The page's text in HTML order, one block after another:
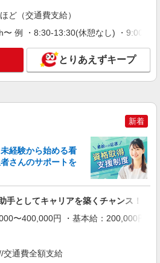
市 ★来社不要
詳細を見る
NEW
◆病院の補助STAFF◆患者さん支
員】月給240,000〜400,000円 ・基本
円〜220,000円 ・資格手当：10,000〜
・役職手当：10,000〜70,000円 ・処遇改
20,000〜60,000円（勤続年数、保有資格
定残業時間を超過する場合には超過勤務
別途支給 ・夜勤手当：10,000円/1回
に支給） 下記資格をお持ちの方
介護福祉士 など
武蔵野市
NEW
安心スタート
ど（交通費支給）
例 ・8:30-13:30(休憩なし) ・9:00-
とりあえずキープ
新着
経験から始める看
さんのサポートを
としてキャリアを築くチャンス！
〜400,000円 ・基本給：200,000円
交通費全額支給